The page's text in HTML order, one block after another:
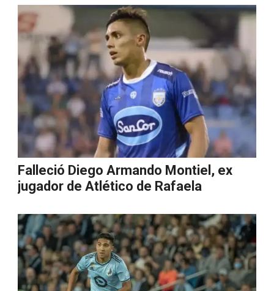
Falleció Diego Armando Montiel, ex
jugador de Atlético de Rafaela